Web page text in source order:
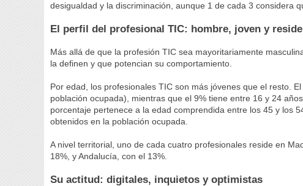
desigualdad y la discriminación, aunque 1 de cada 3 considera
El perfil del profesional TIC: hombre, joven y
Más allá de que la profesión TIC sea mayoritariamente
la definen y que potencian su comportamiento.
Por edad, los profesionales TIC son más jóvenes que el resto.
población ocupada), mientras que el 9% tiene entre 16 y 24
porcentaje pertenece a la edad comprendida entre los 45 y los
obtenidos en la población ocupada.
A nivel territorial, uno de cada cuatro profesionales reside en
18%, y Andalucía, con el 13%.
Su actitud: digitales, inquietos y optimistas